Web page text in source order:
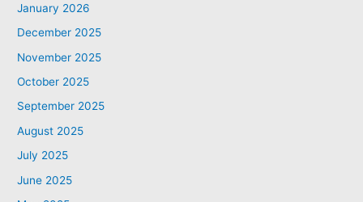
January 2026
December 2025
November 2025
October 2025
September 2025
August 2025
July 2025
June 2025